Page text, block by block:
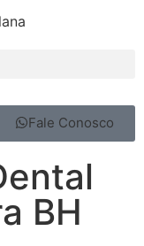
Fale Conosco
BH